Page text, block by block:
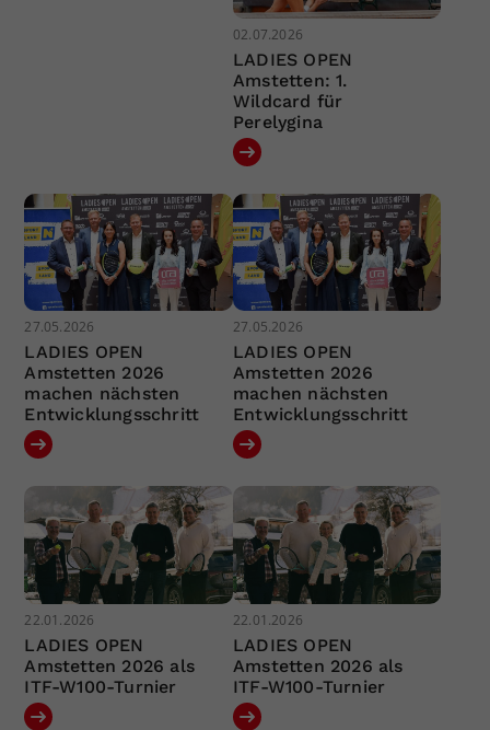
02.07.2026
LADIES OPEN
Amstetten: 1.
Wildcard für
Perelygina
27.05.2026
LADIES OPEN
Amstetten 2026
machen nächsten
Entwicklungsschritt
27.05.2026
LADIES OPEN
Amstetten 2026
machen nächsten
Entwicklungsschritt
22.01.2026
LADIES OPEN
Amstetten 2026 als
ITF-W100-Turnier
22.01.2026
LADIES OPEN
Amstetten 2026 als
ITF-W100-Turnier